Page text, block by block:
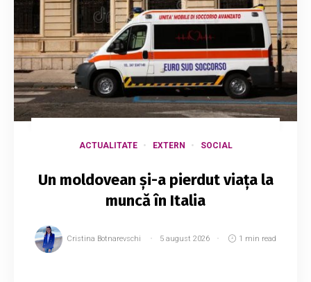
ACTUALITATE EXTERN SOCIAL
Un moldovean și-a pierdut viața la
muncă în Italia
Cristina Botnarevschi 5 august 2026 1 min read